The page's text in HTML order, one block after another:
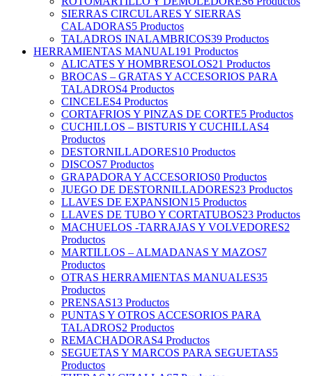
SIERRAS CIRCULARES Y SIERRAS
CALADORAS5 Productos
TALADROS INALAMBRICOS39 Productos
HERRAMIENTAS MANUAL191 Productos
ALICATES Y HOMBRESOLOS21 Productos
BROCAS – GRATAS Y ACCESORIOS PARA
TALADROS4 Productos
CINCELES4 Productos
CORTAFRIOS Y PINZAS DE CORTE5 Productos
CUCHILLOS – BISTURIS Y CUCHILLAS4
Productos
DESTORNILLADORES10 Productos
DISCOS7 Productos
GRAPADORA Y ACCESORIOS0 Productos
JUEGO DE DESTORNILLADORES23 Productos
LLAVES DE EXPANSION15 Productos
LLAVES DE TUBO Y CORTATUBOS23 Productos
MACHUELOS -TARRAJAS Y VOLVEDORES2
Productos
MARTILLOS – ALMADANAS Y MAZOS7
Productos
OTRAS HERRAMIENTAS MANUALES35
Productos
PRENSAS13 Productos
PUNTAS Y OTROS ACCESORIOS PARA
TALADROS2 Productos
REMACHADORAS4 Productos
SEGUETAS Y MARCOS PARA SEGUETAS5
Productos